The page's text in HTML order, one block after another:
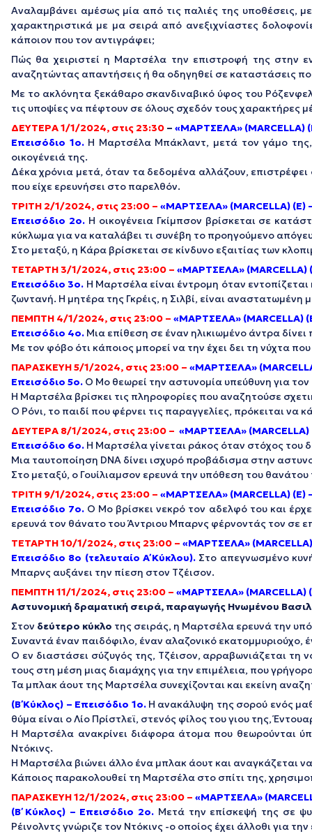
Αναλαμβάνει αμέσως μία από τις παλιές της υποθέσεις,
χαρακτηριστικά με μα σειρά από ανεξιχνίαστες
κάποιον που τον αντιγράφει;
Πώς θα χειριστεί η Μαρτσέλα την επιστροφή της στην
αναζητώντας απαντήσεις ή θα οδηγηθεί σε καταστάσεις
Με το ακλόνητα ξεκάθαρο σκανδιναβικό ύφος του
τις υποψίες να πέφτουν σε όλους σχεδόν τους χαρακτήρες
ΔΕΥΤΕΡΑ 1/1/2024, στις 23:30 – «ΜΑΡΤΣΕΛΑ» (MARCELLA)
Eπεισόδιο 1ο.Η Μαρτσέλα Μπάκλαντ, μετά τον γάμο της,
οικογένειά της.
Δέκα χρόνια μετά, όταν τα δεδομένα αλλάζουν, επιστρέφει
που είχε ερευνήσει στο παρελθόν.
ΤΡΙΤΗ 2/1/2024, στις 23:00 – «ΜΑΡΤΣΕΛΑ» (MARCELLA) (Ε)
Eπεισόδιο 2ο. Η οικογένεια Γκίμπσον βρίσκεται σε
κύκλωμα για να καταλάβει τι συνέβη το προηγούμενο
Στο μεταξύ, η Κάρα βρίσκεται σε κίνδυνο εξαιτίας των
ΤΕΤΑΡΤΗ 3/1/2024, στις 23:00 – «ΜΑΡΤΣΕΛΑ» (MARCELLA)
Eπεισόδιο 3ο. Η Μαρτσέλα είναι έντρομη όταν
ζωντανή. Η μητέρα της Γκρέις, η Σιλβί, είναι
ΠΕΜΠΤΗ 4/1/2024, στις 23:00 – «ΜΑΡΤΣΕΛΑ» (MARCELLA)
Eπεισόδιο 4ο. Μια επίθεση σε έναν ηλικιωμένο άντρα
Με τον φόβο ότι κάποιος μπορεί να την έχει δει τη νύχτα
ΠΑΡΑΣΚΕΥΗ 5/1/2024, στις 23:00 – «ΜΑΡΤΣΕΛΑ»
Eπεισόδιο 5ο. Ο Μο θεωρεί την αστυνομία υπεύθυνη για
Η Μαρτσέλα βρίσκει τις πληροφορίες που αναζητούσε
Ο Ρόνι, το παιδί που φέρνει τις παραγγελίες, πρόκειται να
ΔΕΥΤΕΡΑ 8/1/2024, στις 23:00 – «ΜΑΡΤΣΕΛΑ»
Eπεισόδιο 6ο. Η Μαρτσέλα γίνεται ράκος όταν στόχος του
Μια ταυτοποίηση DNA δίνει ισχυρό προβάδισμα στην
Στο μεταξύ, ο Γουίλιαμσον ερευνά την υπόθεση του
ΤΡΙΤΗ 9/1/2024, στις 23:00 – «ΜΑΡΤΣΕΛΑ» (MARCELLA) (Ε)
Eπεισόδιο 7ο. Ο Μο βρίσκει νεκρό τον αδελφό του και
ερευνά τον θάνατο του Άντριου Μπαρνς φέρνοντάς τον σε
ΤΕΤΑΡΤΗ 10/1/2024, στις 23:00 – «ΜΑΡΤΣΕΛΑ»
Eπεισόδιο 8ο (τελευταίο Α΄ Κύκλου). Στο απεγνωσμένο
Μπαρνς αυξάνει την πίεση στον Τζέισον.
ΠΕΜΠΤΗ 11/1/2024, στις 23:00 – «ΜΑΡΤΣΕΛΑ» (MARCELLA)
Αστυνομική δραματική σειρά, παραγωγής Ηνωμένου
Στον δεύτερο κύκλο της σειράς, η Μαρτσέλα ερευνά την
Συναντά έναν παιδόφιλο, έναν αλαζονικό εκατομμυριούχο,
Ο εν διαστάσει σύζυγός της, Τζέισον, αρραβωνιάζεται τη
τους στη μέση μιας διαμάχης για την επιμέλεια, που
Τα μπλακ άουτ της Μαρτσέλα συνεχίζονται και εκείνη
(Β΄ Κύκλος) – Επεισόδιο 1ο. Η ανακάλυψη της σορού ενός
θύμα είναι ο Λίο Πρίστλεϊ, στενός φίλος του γιου της,
Η Μαρτσέλα ανακρίνει διάφορα άτομα που θεωρούνται
Ντόκινς.
Η Μαρτσέλα βιώνει άλλο ένα μπλακ άουτ και αναγκάζεται
Κάποιος παρακολουθεί τη Μαρτσέλα στο σπίτι της,
ΠΑΡΑΣΚΕΥΗ 12/1/2024, στις 23:00 – «ΜΑΡΤΣΕΛΑ»
(Β΄ Κύκλος) – Επεισόδιο 2ο. Μετά την επίσκεψή της σε
Ρέινολντς γνώριζε τον Ντόκινς -ο οποίος έχει άλλοθι για